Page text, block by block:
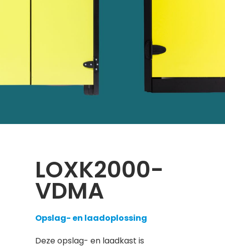
LOXK2000-
VDMA
Opslag- en laadoplossing
Deze opslag- en laadkast is